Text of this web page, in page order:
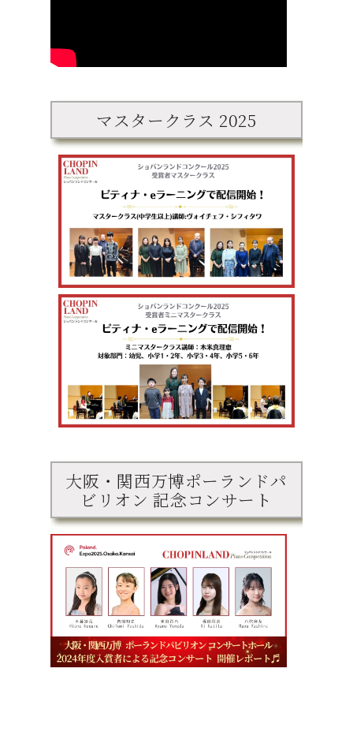
マスタークラス 2025
大阪・関西万博ポーランドパ
ビリオン 記念コンサート